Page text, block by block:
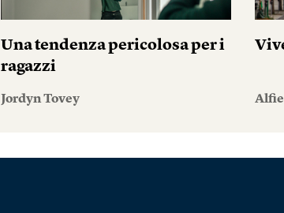
Una tendenza pericolosa per i
ragazzi
Jordyn Tovey